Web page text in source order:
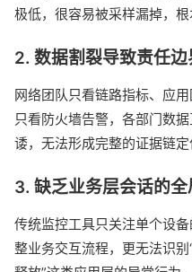
极低，很容易被采样漏掉，根
2. 数据割裂导致责任边
网络团队只看链路指标、应
只看防火墙告警，各部门数
诿，无法形成完整的证据链定
3. 缺乏业务层会话的全
传统监控工具只关注单个设
整业务交互流程，更无法识